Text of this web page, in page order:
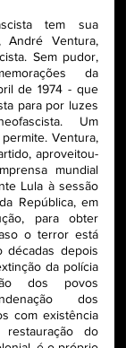
tem sua
André Ventura,
Sem pudor,
da
de 1974 - que
para por luzes
Um
Ventura,
aproveitou-
mundial
Lula à sessão
República, em
para obter
o terror está
décadas depois
da polícia
dos povos
dos
com existência
do